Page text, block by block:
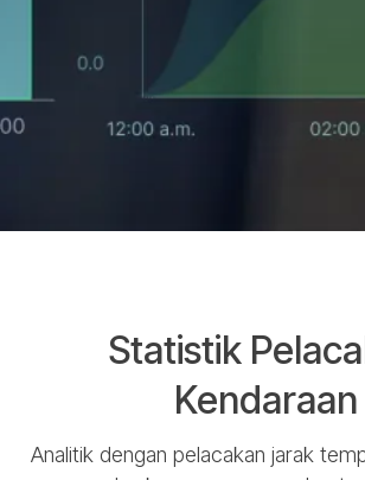
Statistik
Kendaraan
Analitik dengan pelacakan jarak